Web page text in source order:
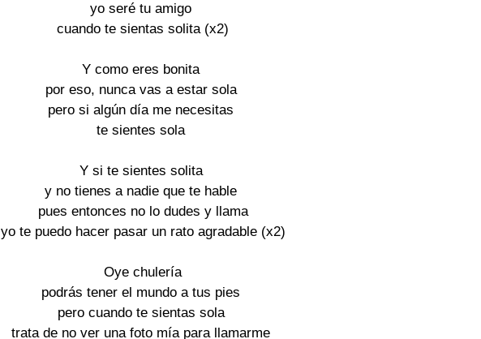
yo seré tu amigo
cuando te sientas solita (x2)
Y como eres bonita
por eso, nunca vas a estar sola
pero si algún día me necesitas
te sientes sola
Y si te sientes solita
y no tienes a nadie que te hable
pues entonces no lo dudes y llama
yo te puedo hacer pasar un rato agradable (x2)
Oye chulería
podrás tener el mundo a tus pies
pero cuando te sientas sola
trata de no ver una foto mía para llamarme